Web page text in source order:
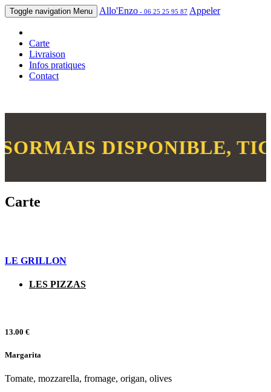
Toggle navigation Menu Allo'Enzo - 06 25 25 95 87 Appeler
Carte
Livraison
Infos pratiques
Contact
DISPONIBLE, TICKETS
Carte
LE GRILLON
LES PIZZAS
13.00 €
Margarita
Tomate, mozzarella, fromage, origan, olives